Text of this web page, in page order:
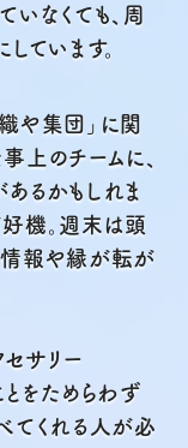
いなくても、周
ています。
や集団」に関
上のチームに、
るかもしれま
機。週末は頭
情報や縁が転が
セサリー
をためらわず
てくれる人が必